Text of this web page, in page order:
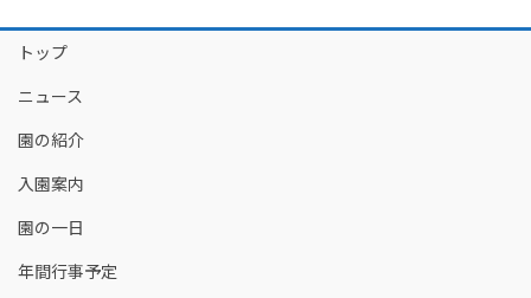
トップ
ニュース
園の紹介
入園案内
園の一日
年間行事予定